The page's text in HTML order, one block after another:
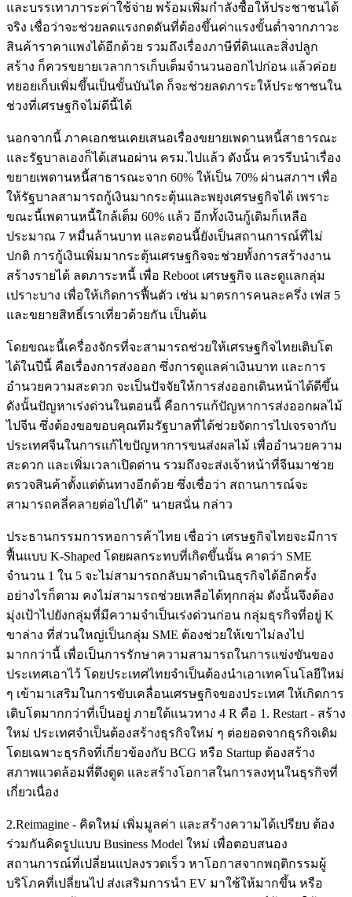
และบรรเทาภาระค่าใช้จ่าย พร้อมเพิ่มกำลังซื้อให้ประชาชนได้
จริง เชื่อว่าจะช่วยลดแรงกดดันที่ต้องขึ้นค่าแรงขั้นต่ำจากภาวะ
สินค้าราคาแพงได้อีกด้วย รวมถึงเรื่องภาษีที่ดินและสิ่งปลูก
สร้าง ก็ควรขยายเวลาการเก็บเต็มจำนวนออกไปก่อน แล้วค่อย
ทยอยเก็บเพิ่มขึ้นเป็นขั้นบันได ก็จะช่วยลดภาระให้ประชาชนใน
ช่วงที่เศรษฐกิจไม่ดีนี้ได้
นอกจากนี้ ภาคเอกชนเคยเสนอเรื่องขยายเพดานหนี้สาธารณะ
และรัฐบาลเองก็ได้เสนอผ่าน ครม.ไปแล้ว ดังนั้น ควรรีบนำเรื่อง
ขยายเพดานหนี้สาธารณะจาก 60% ให้เป็น 70% ผ่านสภาฯ เพื่อ
ให้รัฐบาลสามารถกู้เงินมากระตุ้นและพยุงเศรษฐกิจได้ เพราะ
ขณะนี้เพดานหนี้ใกล้เต็ม 60% แล้ว อีกทั้งเงินกู้เดิมก็เหลือ
ประมาณ 7 หมื่นล้านบาท และตอนนี้ยังเป็นสถานการณ์ที่ไม่
ปกติ การกู้เงินเพิ่มมากระตุ้นเศรษฐกิจจะช่วยทั้งการสร้างงาน
สร้างรายได้ ลดภาระหนี้ เพื่อ Reboot เศรษฐกิจ และดูแลกลุ่ม
เปราะบาง เพื่อให้เกิดการฟื้นตัว เช่น มาตรการคนละครึ่ง เฟส 5
และขยายสิทธิ์เราเที่ยวด้วยกัน เป็นต้น
โดยขณะนี้เครื่องจักรที่จะสามารถช่วยให้เศรษฐกิจไทยเติบโต
ได้ในปีนี้ คือเรื่องการส่งออก ซึ่งการดูแลค่าเงินบาท และการ
อำนวยความสะดวก จะเป็นปัจจัยให้การส่งออกเดินหน้าได้ดีขึ้น
ดังนั้นปัญหาเร่งด่วนในตอนนี้ คือการแก้ปัญหาการส่งออกผลไม้
ไปจีน ซึ่งต้องขอขอบคุณทีมรัฐบาลที่ได้ช่วยจัดการไปเจรจากับ
ประเทศจีนในการแก้ไขปัญหาการขนส่งผลไม้ เพื่ออำนวยความ
สะดวก และเพิ่มเวลาเปิดด่าน รวมถึงจะส่งเจ้าหน้าที่จีนมาช่วย
ตรวจสินค้าตั้งแต่ต้นทางอีกด้วย ซึ่งเชื่อว่า สถานการณ์จะ
สามารถคลี่คลายต่อไปได้" นายสนั่น กล่าว
ประธานกรรมการหอการค้าไทย เชื่อว่า เศรษฐกิจไทยจะมีการ
ฟื้นแบบ K-Shaped โดยผลกระทบที่เกิดขึ้นนั้น คาดว่า SME
จำนวน 1 ใน 5 จะไม่สามารถกลับมาดำเนินธุรกิจได้อีกครั้ง
อย่างไรก็ตาม คงไม่สามารถช่วยเหลือได้ทุกกลุ่ม ดังนั้นจึงต้อง
มุ่งเป้าไปยังกลุ่มที่มีความจำเป็นเร่งด่วนก่อน กลุ่มธุรกิจที่อยู่ K
ขาล่าง ที่ส่วนใหญ่เป็นกลุ่ม SME ต้องช่วยให้เขาไม่ลงไป
มากกว่านี้ เพื่อเป็นการรักษาความสามารถในการแข่งขันของ
ประเทศเอาไว้ โดยประเทศไทยจำเป็นต้องนำเอาเทคโนโลยีใหม่
ๆ เข้ามาเสริมในการขับเคลื่อนเศรษฐกิจของประเทศ ให้เกิดการ
เติบโตมากกว่าที่เป็นอยู่ ภายใต้แนวทาง 4 R คือ 1. Restart - สร้าง
ใหม่ ประเทศจำเป็นต้องสร้างธุรกิจใหม่ ๆ ต่อยอดจากธุรกิจเดิม
โดยเฉพาะธุรกิจที่เกี่ยวข้องกับ BCG หรือ Startup ต้องสร้าง
สภาพแวดล้อมที่ดึงดูด และสร้างโอกาสในการลงทุนในธุรกิจที่
เกี่ยวเนื่อง
2.Reimagine - คิดใหม่ เพิ่มมูลค่า และสร้างความได้เปรียบ ต้อง
ร่วมกันคิดรูปแบบ Business Model ใหม่ เพื่อตอบสนอง
สถานการณ์ที่เปลี่ยนแปลงรวดเร็ว หาโอกาสจากพฤติกรรมผู้
บริโภคที่เปลี่ยนไป ส่งเสริมการนำ EV มาใช้ให้มากขึ้น หรือ